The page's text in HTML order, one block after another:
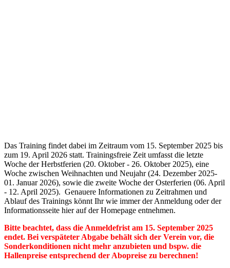
Das Training findet dabei im Zeitraum vom 15. September 2025 bis
zum 19. April 2026 statt. Trainingsfreie Zeit umfasst die letzte
Woche der Herbstferien (20. Oktober - 26. Oktober 2025), eine
Woche zwischen Weihnachten und Neujahr (24. Dezember 2025-
01. Januar 2026), sowie die zweite Woche der Osterferien (06. April
- 12. April 2025). Genauere Informationen zu Zeitrahmen und
Ablauf des Trainings könnt Ihr wie immer der Anmeldung oder der
Informationsseite hier auf der Homepage entnehmen.
Bitte beachtet, dass die Anmeldefrist am 15. September 2025
endet. Bei verspäteter Abgabe behält sich der Verein vor, die
Sonderkonditionen nicht mehr anzubieten und bspw. die
Hallenpreise entsprechend der Abopreise zu berechnen!